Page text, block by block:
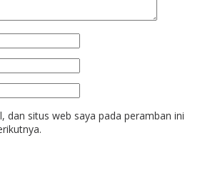
dan situs web saya pada peramban ini